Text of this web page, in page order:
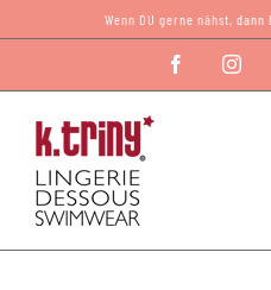
Inhalt
Wenn DU gerne nähst,
Facebook